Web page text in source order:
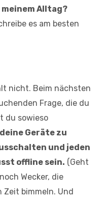
Alltag?
es am besten
nicht. Beim nächsten
Frage, die du
du sowieso
Geräte zu
und jeden
offline sein. (Geht
Wecker, die
bimmeln. Und